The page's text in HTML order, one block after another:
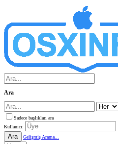
Ara
Sadece başlıkları ara
Kullanıcı:
Ara Gelişmiş Arama...